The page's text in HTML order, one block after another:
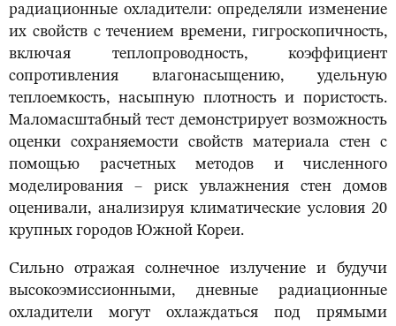
радиационные охладители: определяли изменение
их свойств с течением времени, гигроскопичность,
включая теплопроводность, коэффициент
сопротивления влагонасыщению, удельную
теплоемкость, насыпную плотность и пористость.
Маломасштабный тест демонстрирует возможность
оценки сохраняемости свойств материала стен с
помощью расчетных методов и численного
моделирования – риск увлажнения стен домов
оценивали, анализируя климатические условия 20
крупных городов Южной Кореи.
Сильно отражая солнечное излучение и будучи
высокоэмиссионными, дневные радиационные
охладители могут охлаждаться под прямыми